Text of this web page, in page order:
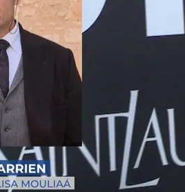
maltrato a menores con
“Nos pegaban y se
denuncia a la actriz Elisa
tras una publicación de la